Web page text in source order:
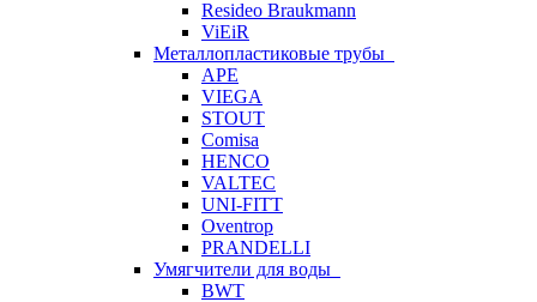
Resideo Braukmann
ViEiR
Металлопластиковые трубы
APE
VIEGA
STOUT
Comisa
HENCO
VALTEC
UNI-FITT
Oventrop
PRANDELLI
Умягчители для воды
BWT